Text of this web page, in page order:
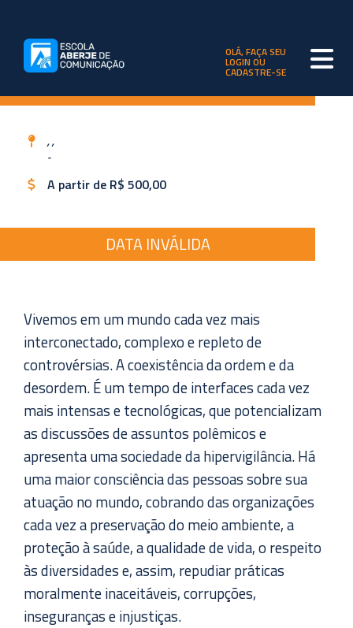
OLÁ, FAÇA SEU
LOGIN OU
CADASTRE-SE
, ,
-
A partir de R$ 500,00
DATA INVÁLIDA
Vivemos em um mundo cada vez mais
interconectado, complexo e repleto de
controvérsias. A coexistência da ordem e da
desordem. É um tempo de interfaces cada vez
mais intensas e tecnológicas, que potencializam
as discussões de assuntos polêmicos e
apresenta uma sociedade da hipervigilância. Há
uma maior consciência das pessoas sobre sua
atuação no mundo, cobrando das organizações
cada vez a preservação do meio ambiente, a
proteção à saúde, a qualidade de vida, o respeito
às diversidades e, assim, repudiar práticas
moralmente inaceitáveis, corrupções,
inseguranças e injustiças.